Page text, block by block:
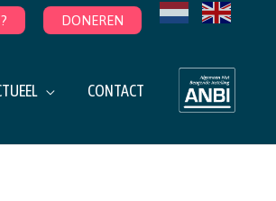
DONEREN
CONTACT